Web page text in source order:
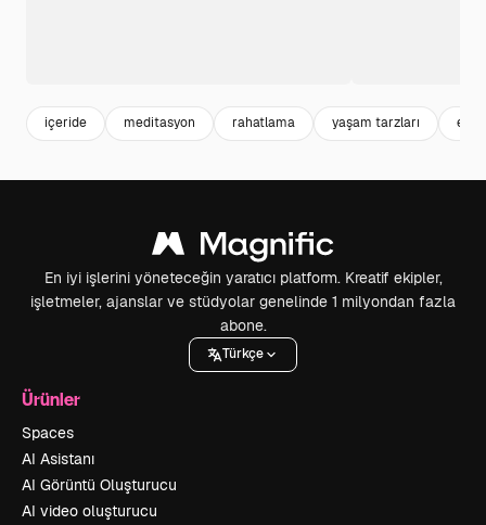
içeride meditasyon rahatlama yaşam tarzları ev
En iyi işlerini yöneteceğin yaratıcı platform. Kreatif ekipler,
işletmeler, ajanslar ve stüdyolar genelinde 1 milyondan fazla
abone.
Türkçe
Ürünler
Spaces
AI Asistanı
AI Görüntü Oluşturucu
AI video oluşturucu